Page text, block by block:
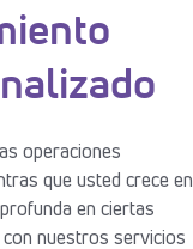
operaciones
que usted crece en
en ciertas
con nuestros servicios